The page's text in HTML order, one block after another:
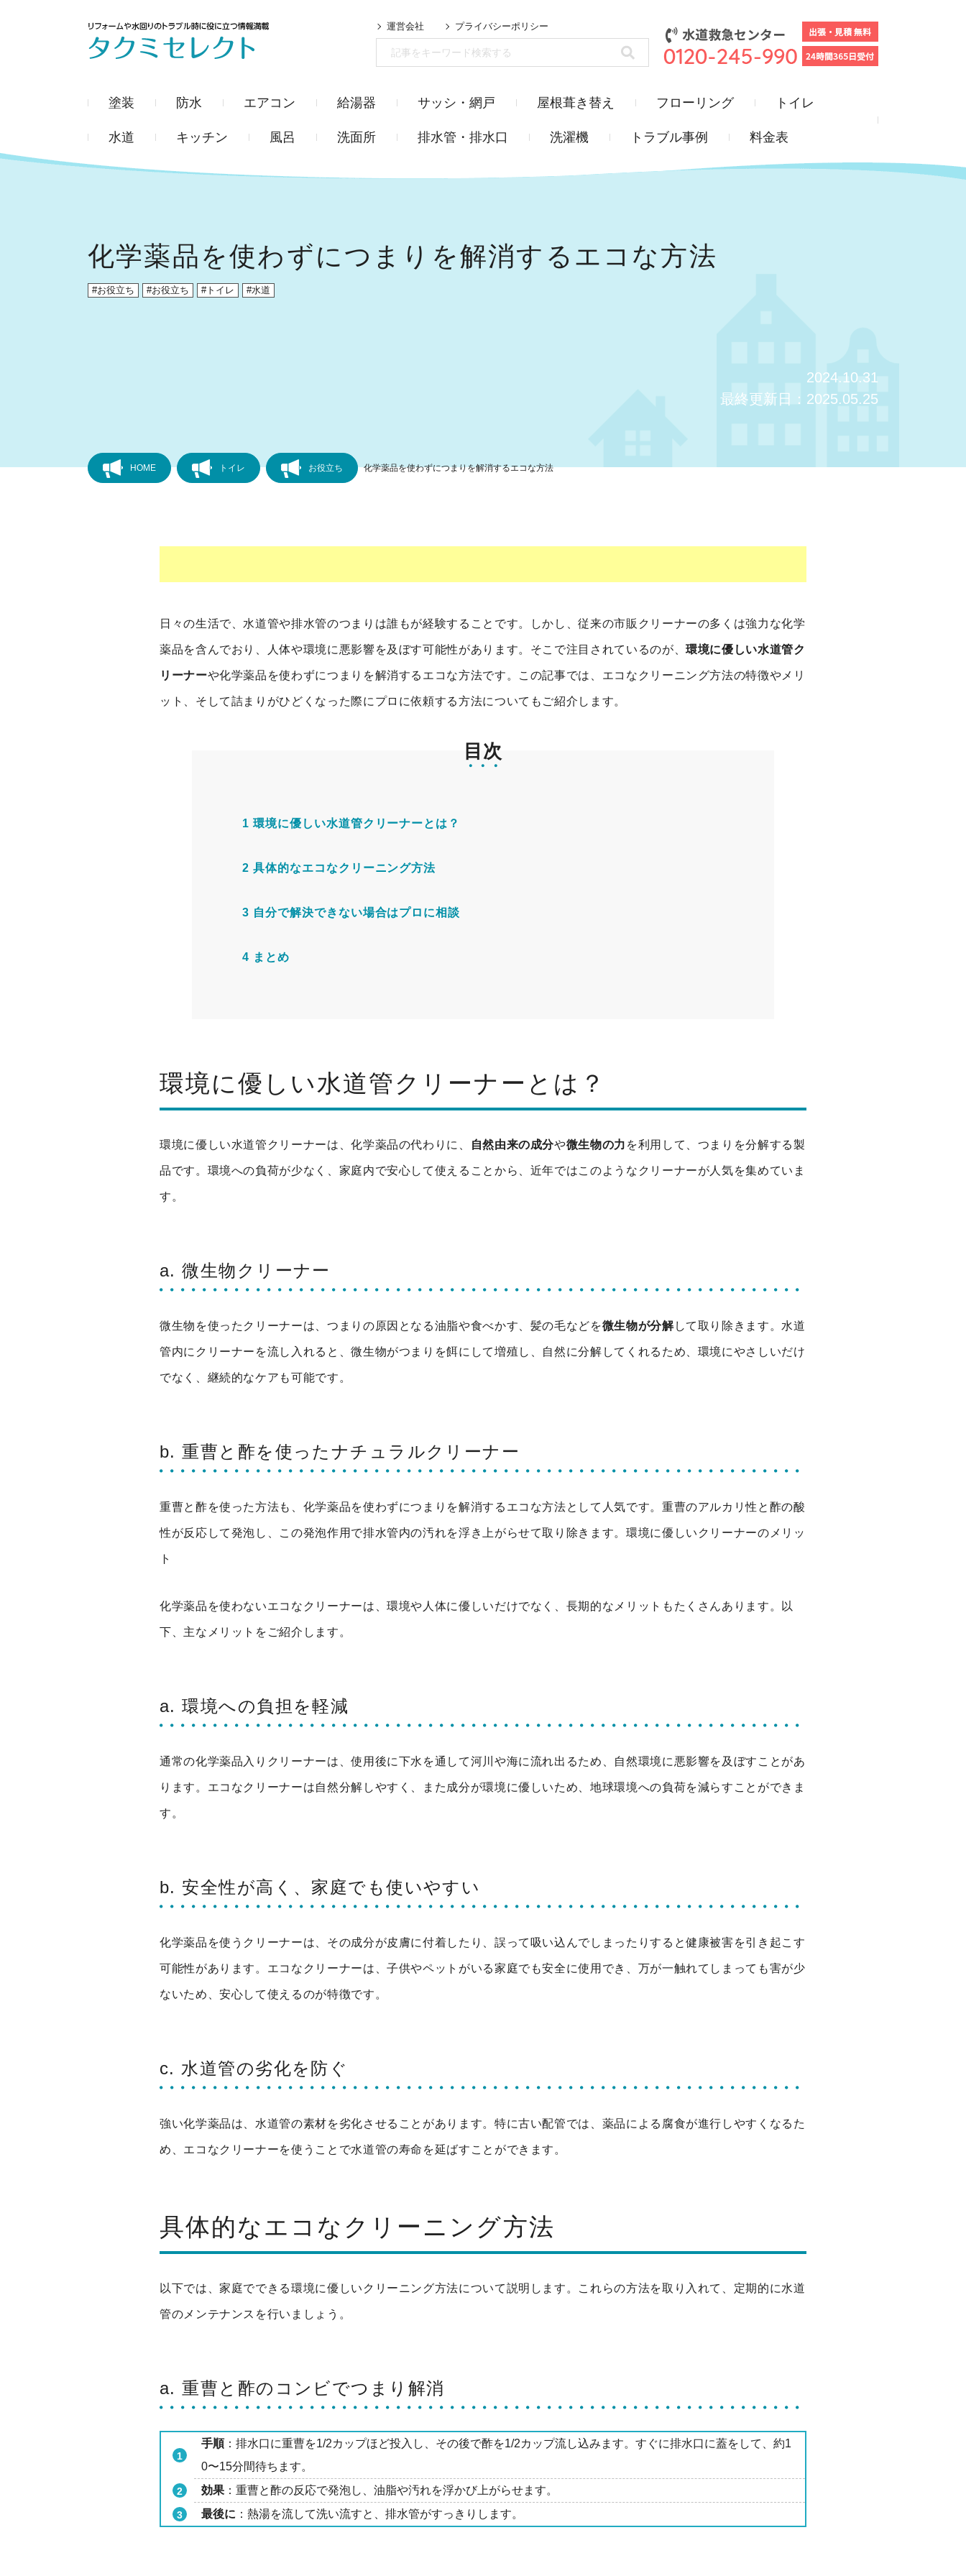
運営会社 プライバシーポリシー
塗装 防水 エアコン 給湯器 サッシ・網戸 屋根葺き替え フローリング トイレ
水道 キッチン 風呂 洗面所 排水管・排水口 洗濯機 トラブル事例 料金表
化学薬品を使わずにつまりを解消するエコな方法
お役立ち お役立ち トイレ 水道
2024.10.31
最終更新日：2025.05.25
HOME トイレ お役立ち 化学薬品を使わずにつまりを解消するエコな方法
日々の生活で、水道管や排水管のつまりは誰もが経験することです。しかし、従来の市販クリーナーの多くは強力な化学
薬品を含んでおり、人体や環境に悪影響を及ぼす可能性があります。そこで注目されているのが、環境に優しい水道管ク
リーナーや化学薬品を使わずにつまりを解消するエコな方法です。この記事では、エコなクリーニング方法の特徴やメリ
ット、そして詰まりがひどくなった際にプロに依頼する方法についてもご紹介します。
目次
1 環境に優しい水道管クリーナーとは？
2 具体的なエコなクリーニング方法
3 自分で解決できない場合はプロに相談
4 まとめ
環境に優しい水道管クリーナーとは？
環境に優しい水道管クリーナーは、化学薬品の代わりに、 自然由来の成分や微生物の力 を利用して、つまりを分解する製
品です。環境への負荷が少なく、家庭内で安心して使えることから、近年ではこのようなクリーナーが人気を集めていま
す。
a. 微生物クリーナー
微生物を使ったクリーナーは、つまりの原因となる油脂や食べかす、髪の毛などを微生物が分解して取り除きます。水道
管内にクリーナーを流し入れると、微生物がつまりを餌にして増殖し、自然に分解してくれるため、環境にやさしいだけ
でなく、継続的なケアも可能です。
b. 重曹と酢を使ったナチュラルクリーナー
重曹と酢を使った方法も、化学薬品を使わずにつまりを解消するエコな方法として人気です。重曹のアルカリ性と酢の酸
性が反応して発泡し、この発泡作用で排水管内の汚れを浮き上がらせて取り除きます。環境に優しいクリーナーのメリッ
ト
化学薬品を使わないエコなクリーナーは、環境や人体に優しいだけでなく、長期的なメリットもたくさんあります。以
下、主なメリットをご紹介します。
a. 環境への負担を軽減
通常の化学薬品入りクリーナーは、使用後に下水を通して河川や海に流れ出るため、自然環境に悪影響を及ぼすことがあ
ります。エコなクリーナーは自然分解しやすく、また成分が環境に優しいため、地球環境への負荷を減らすことができま
す。
b. 安全性が高く、家庭でも使いやすい
化学薬品を使うクリーナーは、その成分が皮膚に付着したり、誤って吸い込んでしまったりすると健康被害を引き起こす
可能性があります。エコなクリーナーは、子供やペットがいる家庭でも安全に使用でき、万が一触れてしまっても害が少
ないため、安心して使えるのが特徴です。
c. 水道管の劣化を防ぐ
強い化学薬品は、水道管の素材を劣化させることがあります。特に古い配管では、薬品による腐食が進行しやすくなるた
め、エコなクリーナーを使うことで水道管の寿命を延ばすことができます。
具体的なエコなクリーニング方法
以下では、家庭でできる環境に優しいクリーニング方法について説明します。これらの方法を取り入れて、定期的に水道
管のメンテナンスを行いましょう。
a. 重曹と酢のコンビでつまり解消
手順：排水口に重曹を1/2カップほど投入し、その後で酢を1/2カップ流し込みます。すぐに排水口に蓋をして、約1
0〜15分間待ちます。
効果 ：重曹と酢の反応で発泡し、油脂や汚れを浮かび上がらせます。
最後に ：熱湯を流して洗い流すと、排水管がすっきりします。